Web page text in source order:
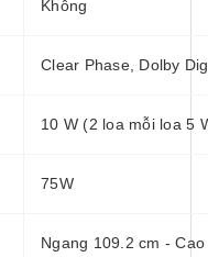
Không
Clear Phase, Dolby
10 W (2 loa mỗi loa 5
75W
Ngang 109.2 cm -